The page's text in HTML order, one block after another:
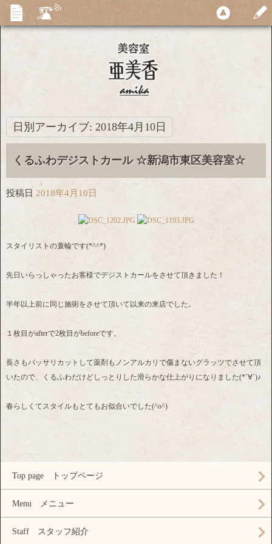
日別アーカイブ: 2018年4月10日
くるふわデジストカール ☆新潟市東区美容室☆
投稿日 2018年4月10日
スタイリストの蓑輪です(*^^*)
先日いらっしゃったお客様でデジストカールをさせて頂きました！
半年以上前に同じ施術をさせて頂いて以来の来店でした。
１枚目がafterで2枚目がbeforeです。
長さもバッサリカットして薬剤もノンアルカリで傷まないグラッツでさせて頂
いたので、くるふわだけどしっとりした滑らかな仕上がりになりました(*´∀`)♪
春らしくてスタイルもとてもお似合いでした(^o^)
Top page トップページ
Menu メニュー
Staff スタッフ紹介